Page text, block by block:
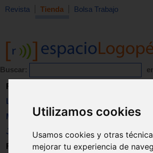
Utilizamos cookies
Usamos cookies y otras
mejorar tu experiencia de
Revista Tienda Bolsa Trabajo
Buscar:
Revista
Libros
Material
Juguetes
Formación